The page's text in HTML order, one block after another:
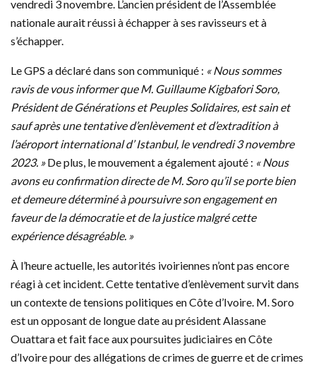
vendredi 3 novembre. L’ancien président de l’Assemblée
nationale aurait réussi à échapper à ses ravisseurs et à
s’échapper.
Le GPS a déclaré dans son communiqué : « Nous sommes
ravis de vous informer que M. Guillaume Kigbafori Soro,
Président de Générations et Peuples Solidaires, est sain et
sauf après une tentative d’enlèvement et d’extradition à
l’aéroport international d’ Istanbul, le vendredi 3 novembre
2023. »De plus, le mouvement a également ajouté : « Nous
avons eu confirmation directe de M. Soro qu’il se porte bien
et demeure déterminé à poursuivre son engagement en
faveur de la démocratie et de la justice malgré cette
expérience désagréable. »
À l’heure actuelle, les autorités ivoiriennes n’ont pas encore
réagi à cet incident. Cette tentative d’enlèvement survit dans
un contexte de tensions politiques en Côte d’Ivoire. M. Soro
est un opposant de longue date au président Alassane
Ouattara et fait face aux poursuites judiciaires en Côte
d’Ivoire pour des allégations de crimes de guerre et de crimes